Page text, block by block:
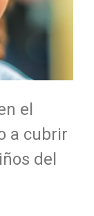
el
a cubrir
del